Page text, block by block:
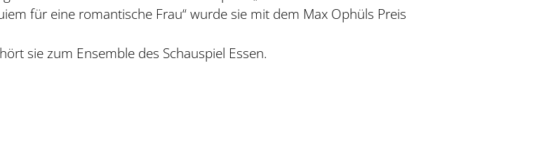
für eine romantische Frau“ wurde sie mit dem Max Ophüls Preis
sie zum Ensemble des Schauspiel Essen.